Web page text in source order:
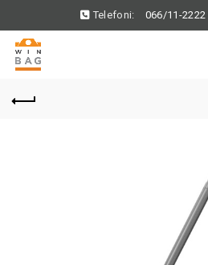
Telefoni: 066/11-2222